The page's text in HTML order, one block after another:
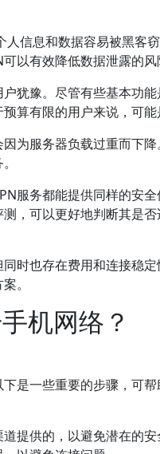
信息和数据容易被黑客
以有效降低数据泄露的风
犹豫。尽管有些基本功
算有限的用户来说，可能
为服务器负载过重而下
服务都能提供同样的安
，可以更好地判断其是
时也存在费用和连接稳
。
机网络？
是一些重要的步骤，可帮
提供的，以避免潜在的安